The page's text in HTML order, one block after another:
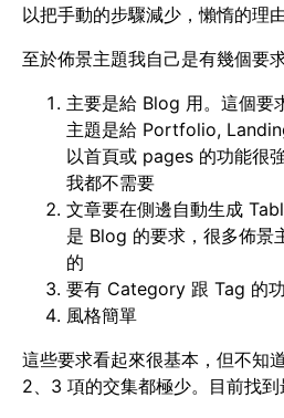
以把手動的步驟減少，懶惰的理
至於佈景主題我自己是有幾個要
主要是給 Blog 用。這個要
主題是給 Portfolio,
以首頁或 pages 的功能很
我都不需要
文章要在側邊自動生成
是 Blog 的要求，很多佈景
的
要有 Category 跟 Tag 的
風格簡單
這些要求看起來很基本，但不知
2、3 項的交集都極少。目前找